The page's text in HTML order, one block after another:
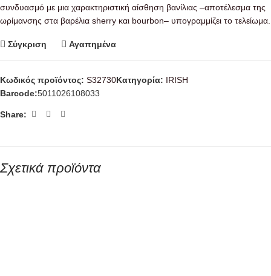
συνδυασμό με μια χαρακτηριστική αίσθηση βανίλιας –αποτέλεσμα της
ωρίμανσης στα βαρέλια sherry και bourbon– υπογραμμίζει το τελείωμα.
Σύγκριση Αγαπημένα
Κωδικός προϊόντος: S32730Κατηγορία: IRISΗ
Barcode:5011026108033
Share:
Σχετικά προϊόντα